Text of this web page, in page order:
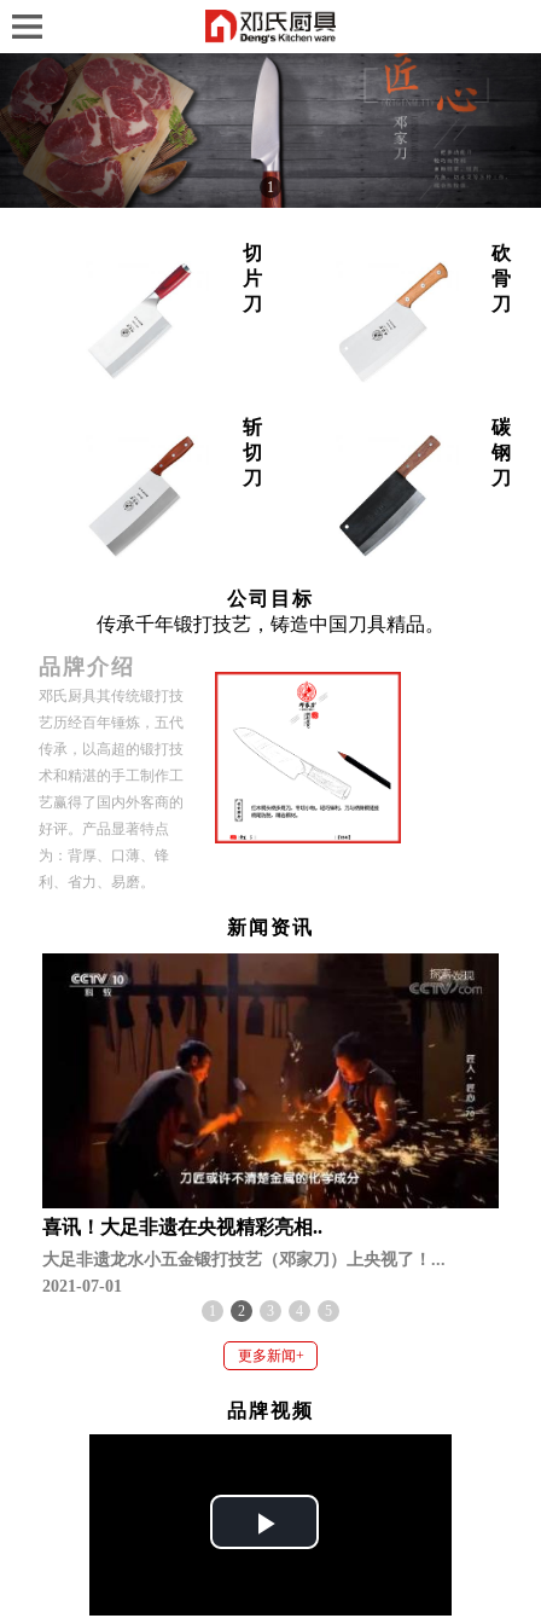
1
切
片
刀
斩
切
刀
砍
骨
刀
碳
钢
刀
公司目标
传承千年锻打技艺，铸造中国刀具精品。
品牌介绍
邓氏厨具其传统锻打技
艺历经百年锤炼，五代
传承，以高超的锻打技
术和精湛的手工制作工
艺赢得了国内外客商的
好评。产品显著特点
为：背厚、口薄、锋
利、省力、易磨。
新闻资讯
喜讯！大足非遗在央视精彩亮相..
大足非遗龙水小五金锻打技艺（邓家刀）上央视了！...
2021-07-01
1 2 3 4 5
更多新闻+
品牌视频
Play